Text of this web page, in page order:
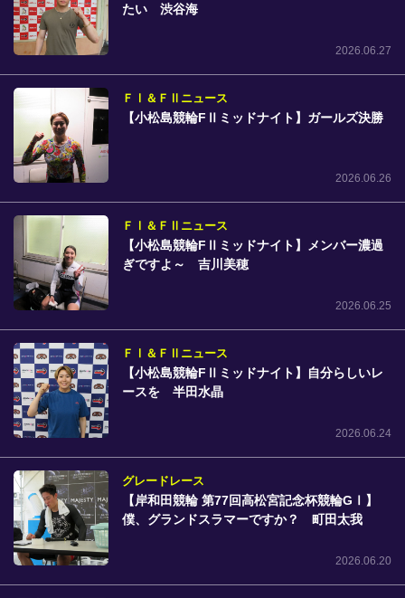
たい 渋谷海
2026.06.27
ＦⅠ＆ＦⅡニュース
【小松島競輪FⅡミッドナイト】ガールズ決勝
2026.06.26
ＦⅠ＆ＦⅡニュース
【小松島競輪FⅡミッドナイト】メンバー濃過
ぎですよ～ 吉川美穂
2026.06.25
ＦⅠ＆ＦⅡニュース
【小松島競輪FⅡミッドナイト】自分らしいレ
ースを 半田水晶
2026.06.24
グレードレース
【岸和田競輪 第77回高松宮記念杯競輪GⅠ】
僕、グランドスラマーですか？ 町田太我
2026.06.20